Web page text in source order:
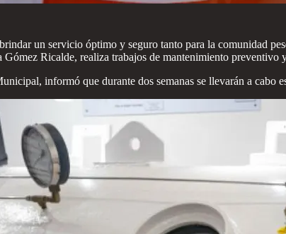
un servicio óptimo y seguro tanto para la comunidad
Ricalde, realiza trabajos de mantenimiento preventivo
informó que durante dos semanas se llevarán a cabo